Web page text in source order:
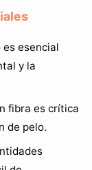
esencial
y la
fibra es crítica
de pelo.